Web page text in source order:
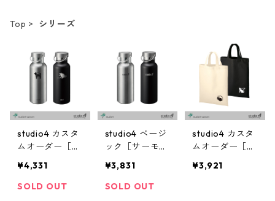
Top シリーズ
studio4 カスタ
ムオーダー［サ
¥4,331
SOLD OUT
studio4 ベージ
ック［サーモボ
¥3,831
SOLD OUT
studio4 カスタ
ムオーダー［ト
¥3,921